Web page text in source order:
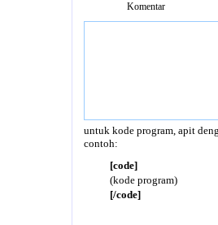
Komentar
untuk kode program, apit
contoh:
[code]
(kode program)
[/code]